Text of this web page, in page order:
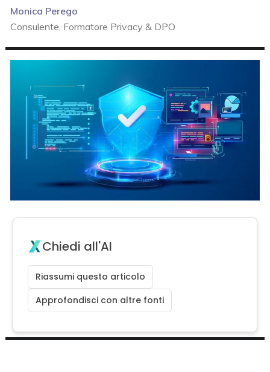
Monica Perego
Consulente, Formatore Privacy & DPO
Chiedi all'AI
Riassumi questo articolo
Approfondisci con altre fonti